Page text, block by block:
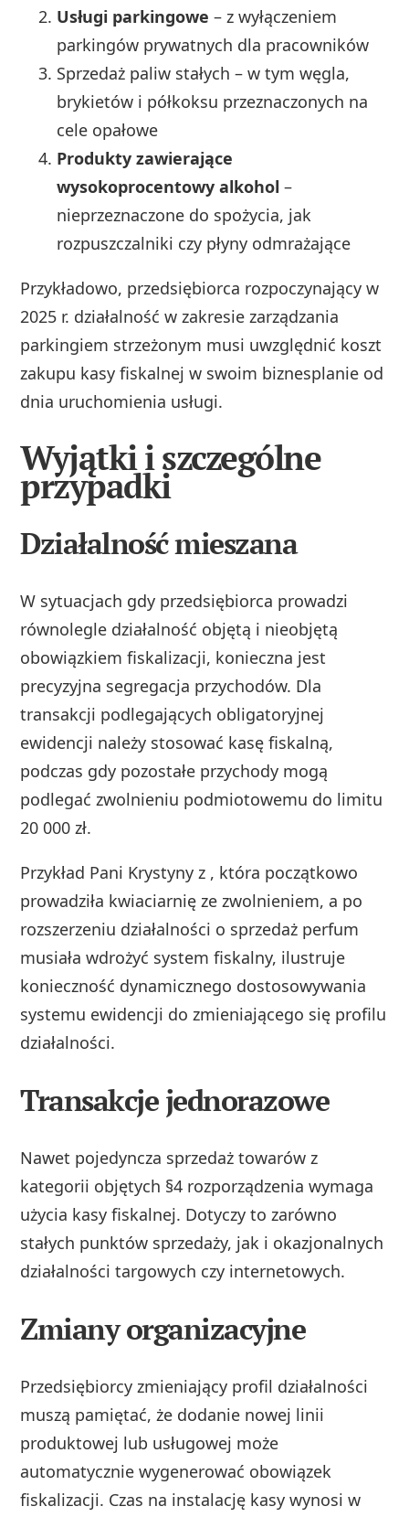
Usługi parkingowe – z wyłączeniem
parkingów prywatnych dla pracowników
Sprzedaż paliw stałych – w tym węgla,
brykietów i półkoksu przeznaczonych na
cele opałowe
Produkty zawierające
wysokoprocentowy alkohol –
nieprzeznaczone do spożycia, jak
rozpuszczalniki czy płyny odmrażające
Przykładowo, przedsiębiorca rozpoczynający w
2025 r. działalność w zakresie zarządzania
parkingiem strzeżonym musi uwzględnić koszt
zakupu kasy fiskalnej w swoim biznesplanie od
dnia uruchomienia usługi.
Wyjątki i szczególne
przypadki
Działalność mieszana
W sytuacjach gdy przedsiębiorca prowadzi
równolegle działalność objętą i nieobjętą
obowiązkiem fiskalizacji, konieczna jest
precyzyjna segregacja przychodów. Dla
transakcji podlegających obligatoryjnej
ewidencji należy stosować kasę fiskalną,
podczas gdy pozostałe przychody mogą
podlegać zwolnieniu podmiotowemu do limitu
20 000 zł.
Przykład Pani Krystyny z , która początkowo
prowadziła kwiaciarnię ze zwolnieniem, a po
rozszerzeniu działalności o sprzedaż perfum
musiała wdrożyć system fiskalny, ilustruje
konieczność dynamicznego dostosowywania
systemu ewidencji do zmieniającego się profilu
działalności.
Transakcje jednorazowe
Nawet pojedyncza sprzedaż towarów z
kategorii objętych §4 rozporządzenia wymaga
użycia kasy fiskalnej. Dotyczy to zarówno
stałych punktów sprzedaży, jak i okazjonalnych
działalności targowych czy internetowych.
Zmiany organizacyjne
Przedsiębiorcy zmieniający profil działalności
muszą pamiętać, że dodanie nowej linii
produktowej lub usługowej może
automatycznie wygenerować obowiązek
fiskalizacji. Czas na instalację kasy wynosi w